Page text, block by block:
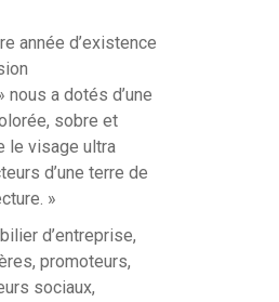
année d’existence
nous a dotés d’une
sobre et
le visage ultra
d’une terre de
»
d’entreprise,
promoteurs,
sociaux,